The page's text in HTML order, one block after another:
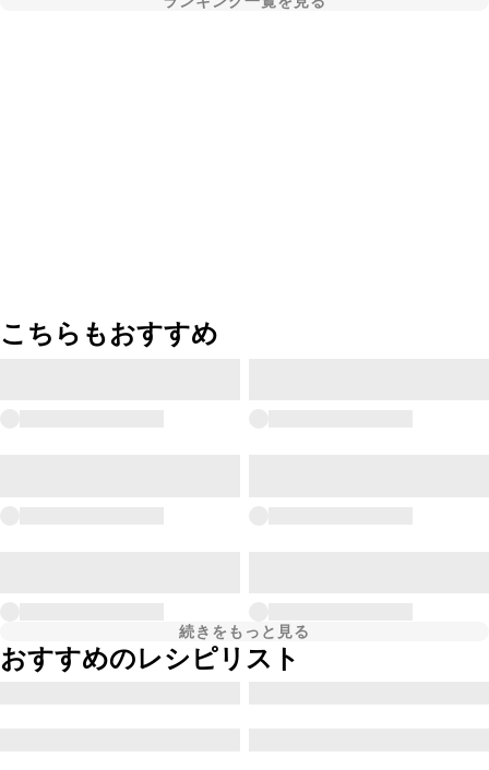
こちらもおすすめ
続きをもっと見る
おすすめのレシピリスト